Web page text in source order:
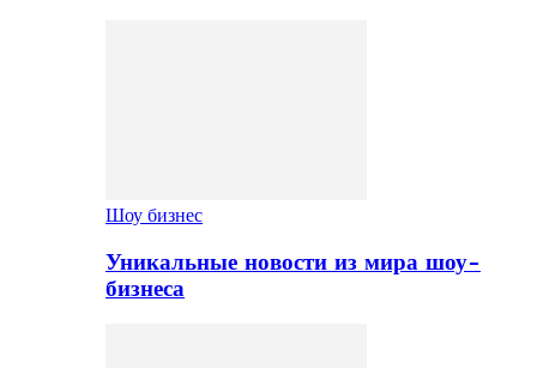
Шоу бизнес
Уникальные новости из мира шоу-
бизнеса